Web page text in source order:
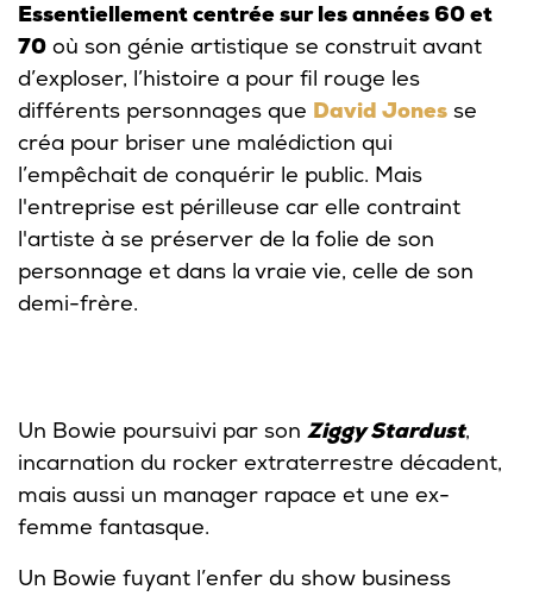
Essentiellement centrée sur les années 60 et
70 où son génie artistique se construit avant
d’exploser, l’histoire a pour fil rouge les
différents personnages que David Jones se
créa pour briser une malédiction qui
l’empêchait de conquérir le public. Mais
l'entreprise est périlleuse car elle contraint
l'artiste à se préserver de la folie de son
personnage et dans la vraie vie, celle de son
demi-frère.
Un Bowie poursuivi par son Ziggy Stardust,
incarnation du rocker extraterrestre décadent,
mais aussi un manager rapace et une ex-
femme fantasque.
Un Bowie fuyant l’enfer du show business